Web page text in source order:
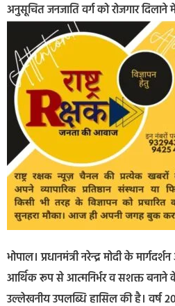
अनुसूचित जनजाति वर्ग को रोजगार
भोपाल। प्रधानमंत्री नरेन्द्र मोदी के
आर्थिक रूप से आत्मनिर्भर व सशक्त बनाने के
उल्लेखनीय उपलब्धि हासिल की है। वर्ष